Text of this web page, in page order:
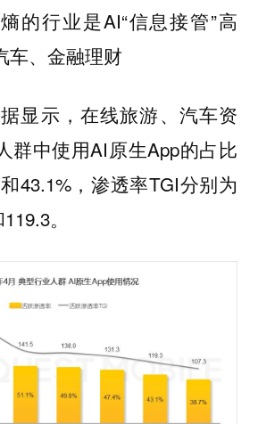
的行业是AI“信息接管”高
车、金融理财
显示，在线旅游、汽车资
群中使用AI原生App的占比
43.1%，渗透率TGI分别为
。